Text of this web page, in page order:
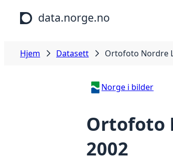
Hopp til hovedinnhold
data.norge.no
Hjem Datasett Ortofoto Nordre
Norge i bilder
Ortofoto
2002